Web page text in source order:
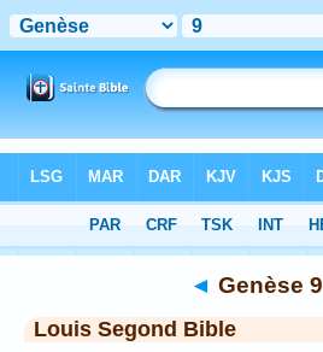
> Genèse 9
◄ Genèse 9
Louis Segond Bible